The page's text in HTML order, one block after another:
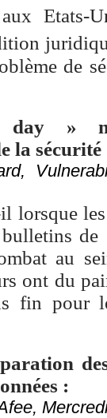
Etats-
de
»
la sécurité
lorsque
au
ont du
fin pour
: